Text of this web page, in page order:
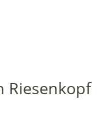
Riesenkopf